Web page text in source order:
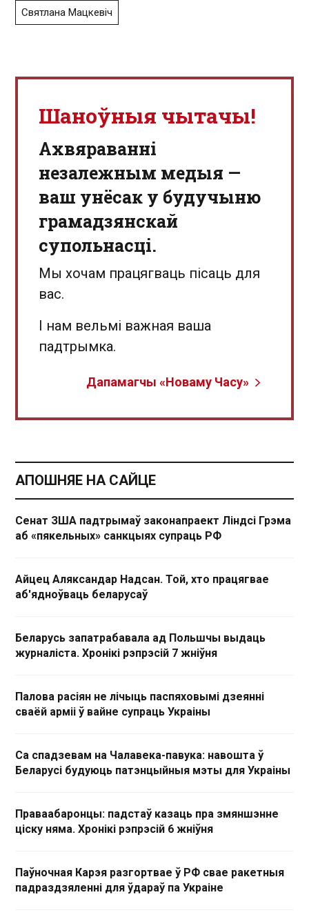
Святлана Мацкевіч
Шаноўныя чытачы!
Aхвяраванні
незалежным медыя —
ваш унёсак у будучыню
грамадзянскай
супольнасці.
Мы хочам працягваць пісаць для
вас.
І нам вельмі важная ваша
падтрымка.
Дапамагчы «Новаму Часу»
АПОШНЯЕ НА САЙЦЕ
Сенат ЗША падтрымаў законапраект Ліндсі Грэма
аб «пякельных» санкцыях супраць РФ
Айцец Аляксандар Надсан. Той, хто працягвае
аб'ядноўваць беларусаў
Беларусь запатрабавала ад Польшчы выдаць
журналіста. Хронікі рэпрэсій 7 жніўня
Палова расіян не лічыць паспяховымі дзеянні
сваёй арміі ў вайне супраць Украіны
Са спадзевам на Чалавека-павука: навошта ў
Беларусі будуюць патэнцыйныя мэты для Украіны
Праваабаронцы: падстаў казаць пра змяншэнне
ціску няма. Хронікі рэпрэсій 6 жніўня
Паўночная Карэя разгортвае ў РФ свае ракетныя
падраздзяленні для ўдараў па Украіне